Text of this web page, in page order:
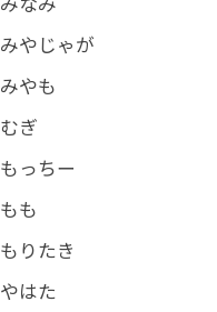
みやじゃが
みやも
むぎ
もっちー
もも
もりたき
やはた